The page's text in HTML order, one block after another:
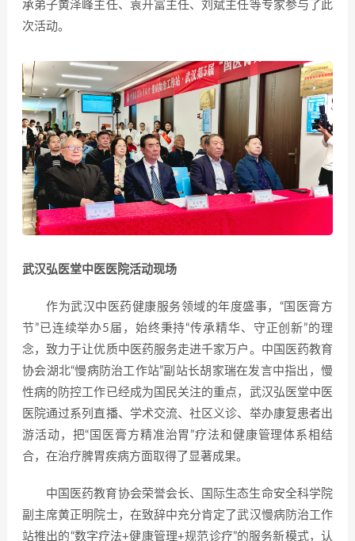
承弟子黄泽峰主任、袁开富主任、刘斌主任等专家参与了此
次活动。
武汉弘医堂中医医院活动现场
作为武汉中医药健康服务领域的年度盛事，“国医膏方
节”已连续举办5届，始终秉持“传承精华、守正创新”的理
念，致力于让优质中医药服务走进千家万户。中国医药教育
协会湖北“慢病防治工作站”副站长胡家瑞在发言中指出，慢
性病的防控工作已经成为国民关注的重点，武汉弘医堂中医
医院通过系列直播、学术交流、社区义诊、举办康复患者出
游活动，把“国医膏方精准治胃”疗法和健康管理体系相结
合，在治疗脾胃疾病方面取得了显著成果。
中国医药教育协会荣誉会长、国际生态生命安全科学院
副主席黄正明院士，在致辞中充分肯定了武汉慢病防治工作
站推出的“数字疗法+健康管理+规范诊疗”的服务新模式，认